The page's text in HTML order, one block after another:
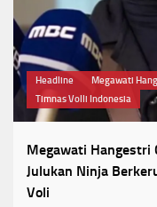
Headline Megawati
Timnas Volli Indonesia
Megawati Hangestri
Julukan Ninja
Voli